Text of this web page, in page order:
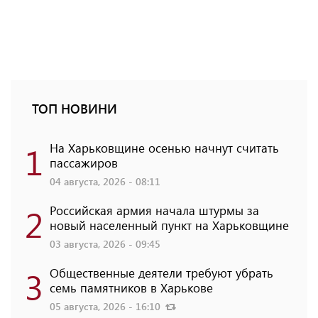
ТОП НОВИНИ
1 На Харьковщине осенью начнут считать
пассажиров
04 августа, 2026 - 08:11
2 Российская армия начала штурмы за
новый населенный пункт на Харьковщине
03 августа, 2026 - 09:45
3 Общественные деятели требуют убрать
семь памятников в Харькове
05 августа, 2026 - 16:10